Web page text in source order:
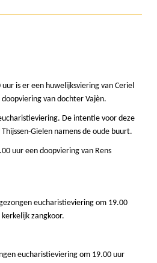
is er een huwelijksviering van Ceriel
doopviering van dochter Vajèn.
. De intentie voor deze
Gielen namens de oude buurt.
uur een doopviering van Rens
eucharistieviering om 19.00
zangkoor.
eucharistieviering om 19.00 uur